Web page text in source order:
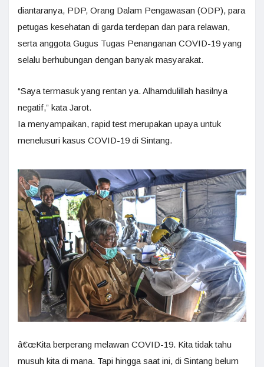
diantaranya, PDP, Orang Dalam Pengawasan (ODP), para
petugas kesehatan di garda terdepan dan para relawan,
serta anggota Gugus Tugas Penanganan COVID-19 yang
selalu berhubungan dengan banyak masyarakat.
“Saya termasuk yang rentan ya. Alhamdulillah hasilnya
negatif,” kata Jarot.
Ia menyampaikan, rapid test merupakan upaya untuk
menelusuri kasus COVID-19 di Sintang.
â€œKita berperang melawan COVID-19. Kita tidak tahu
musuh kita di mana. Tapi hingga saat ini, di Sintang belum